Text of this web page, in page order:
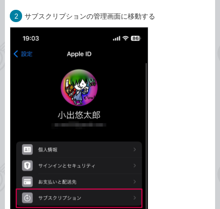
2 サブスクリプションの管理画面に移動する